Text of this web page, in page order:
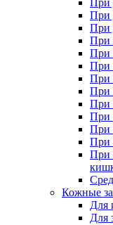
При
При
При
При
При
При
При
При
При
При
При
При
При
Кожные
Для
Для